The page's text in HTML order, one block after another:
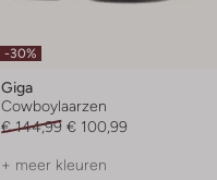
-30%
Giga
Cowboylaarzen
€ 144,99 € 100,99
+ meer kleuren